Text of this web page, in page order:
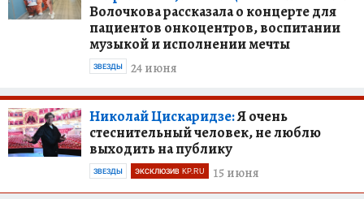
Волочкова рассказала о концерте для
пациентов онкоцентров, воспитании
музыкой и исполнении мечты
24 июня
ЗВЕЗДЫ
Николай Цискаридзе:Я очень
стеснительный человек, не люблю
выходить на публику
15 июня
ЗВЕЗДЫ ЭКСКЛЮЗИВ KP.RU